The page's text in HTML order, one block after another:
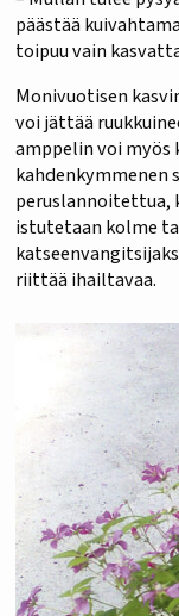
päästää
toipuu vain
Monivuotisen
voi jättää
amppelin voi myös
kahdenkymmenen
peruslannoitettua,
istutetaan kolme
riittää ihailtavaa.